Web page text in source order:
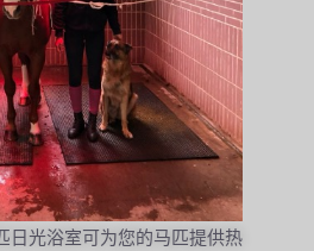
光浴室可为您的马匹提供热